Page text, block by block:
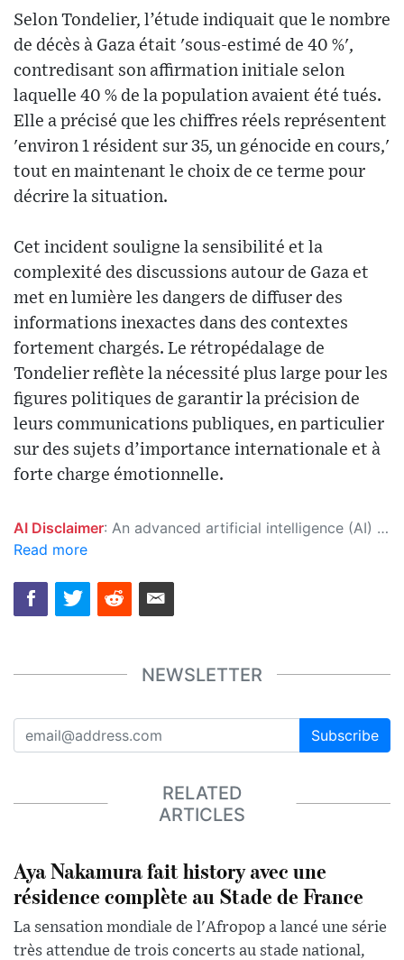
Selon Tondelier, l’étude indiquait que le nombre
de décès à Gaza était 'sous-estimé de 40 %',
contredisant son affirmation initiale selon
laquelle 40 % de la population avaient été tués.
Elle a précisé que les chiffres réels représentent
'environ 1 résident sur 35, un génocide en cours,'
tout en maintenant le choix de ce terme pour
décrire la situation.
Cet incident souligne la sensibilité et la
complexité des discussions autour de Gaza et
met en lumière les dangers de diffuser des
informations inexactes dans des contextes
fortement chargés. Le rétropédalage de
Tondelier reflète la nécessité plus large pour les
figures politiques de garantir la précision de
leurs communications publiques, en particulier
sur des sujets d’importance internationale et à
forte charge émotionnelle.
AI Disclaimer: An advanced artificial intelligence (AI) system generated the content of this page on its own. This innovative technology conducts extensive research from a variety of reliable sources, performs rigorous fact-checking and verification, cleans up and balances biased or manipulated content, and presents a minimal factual summary that is just enough yet essential for you to function as an informed and educated citizen. Please keep in mind, however, that this system is an evolving technology, and as a result, the article may contain accidental inaccuracies or errors. We urge you to help us improve our site by reporting any inaccuracies you find using the "
Read more
NEWSLETTER
Subscribe
RELATED
ARTICLES
Aya Nakamura fait history avec une
résidence complète au Stade de France
La sensation mondiale de l'Afropop a lancé une série
très attendue de trois concerts au stade national,